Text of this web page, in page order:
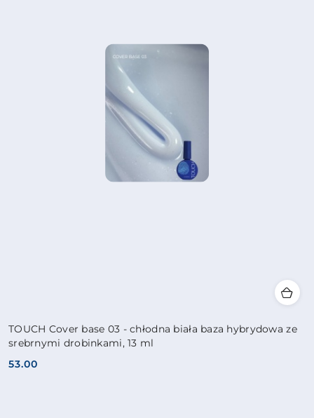
TOUCH Cover base 03 - chłodna biała baza hybrydowa ze
srebrnymi drobinkami, 13 ml
Cena:
53.00